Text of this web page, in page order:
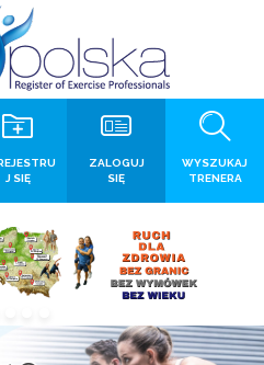
WYSZUKAJ
TRENERA
ZALOGUJ
SIĘ
J SIĘ